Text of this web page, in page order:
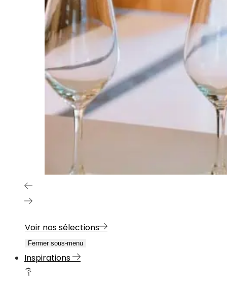
Voir nos sélections
Fermer sous-menu
Inspirations